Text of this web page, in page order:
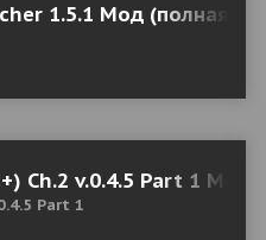
1.5.1 Мод (полная
Ch.2 v.0.4.5 Part 1 Мод
Part 1